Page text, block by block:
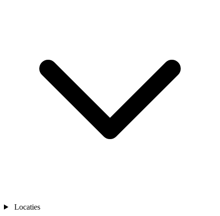
Locaties